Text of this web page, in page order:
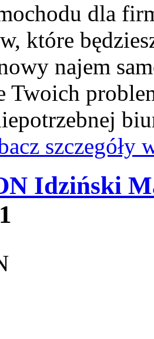
dla
które
najem
Twoich
szczegóły
Idziński